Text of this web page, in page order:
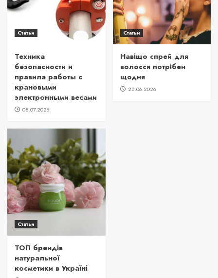
Статьи
Техника
безопасности и
правила работы с
крановыми
электронными весами
08.07.2026
Статьи
Навіщо спрей для
волосся потрібен
щодня
28.06.2026
Статьи
ТОП брендів
натуральної
косметики в Україні